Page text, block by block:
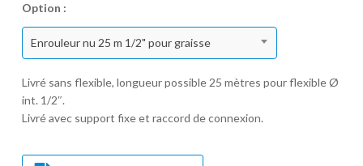
Option :
Enrouleur nu 25 m 1/2" pour graisse
Livré sans flexible, longueur possible 25 mètres pour flexible Ø
int. 1/2″.
Livré avec support fixe et raccord de connexion.